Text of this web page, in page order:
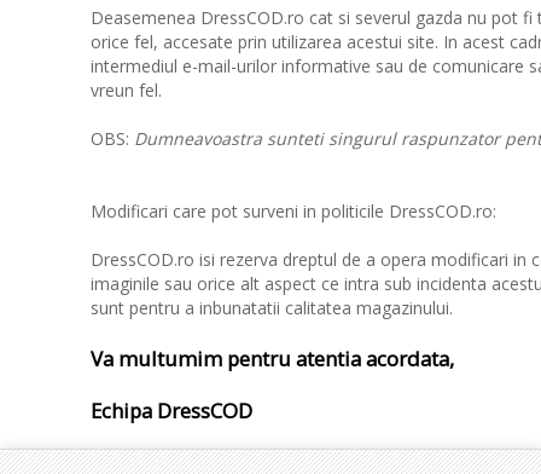
Deasemenea DressCOD.ro cat si severul gazda nu pot
orice fel, accesate prin utilizarea acestui site. In acest
intermediul e-mail-urilor informative sau de comunicare
vreun fel.
OBS: Dumneavoastra sunteti singurul raspunzator
Modificari care pot surveni in politicile DressCOD.ro:
DressCOD.ro isi rezerva dreptul de a opera modificari in
imaginile sau orice alt aspect ce intra sub incidenta
sunt pentru a inbunatatii calitatea magazinului.
Va multumim pentru atentia acordata,
Echipa DressCOD